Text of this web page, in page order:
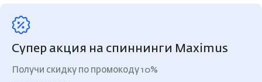
Супер акция на спиннинги Maximus
Получи скидку по промокоду 10%